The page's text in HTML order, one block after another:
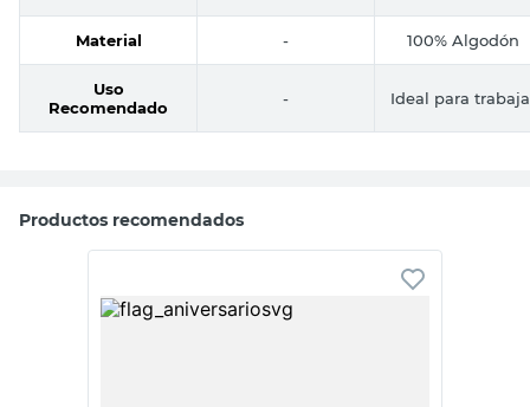
Material - 100% Algodón
Uso
Recomendado
- Ideal para
Productos recomendados